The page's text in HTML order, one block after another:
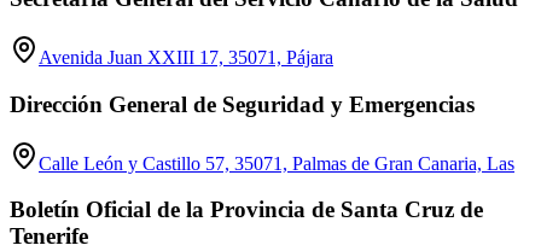
Avenida Juan XXIII 17, 35071, Pájara
Dirección General de Seguridad y Emergencias
Calle León y Castillo 57, 35071, Palmas de Gran Canaria, Las
Boletín Oficial de la Provincia de Santa Cruz de
Tenerife